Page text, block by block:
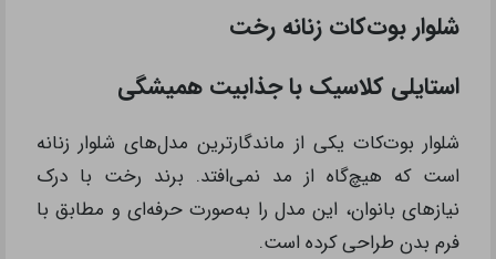
شلوار بوت‌کات زنانه رخت
استایلی کلاسیک با جذابیت همیشگی
شلوار بوت‌کات یکی از ماندگارترین مدل‌های شلوار زنانه
است که هیچ‌گاه از مد نمی‌افتد. برند رخت با درک
نیازهای بانوان، این مدل را به‌صورت حرفه‌ای و مطابق با
فرم بدن طراحی کرده است.